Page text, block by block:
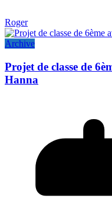
Roger
Archive
Projet de classe de
Hanna